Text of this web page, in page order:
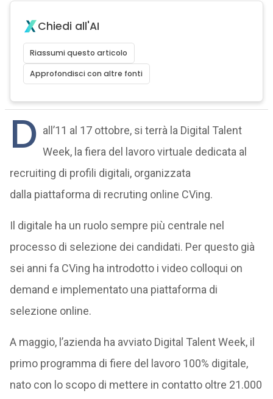
Chiedi all'AI
Riassumi questo articolo
Approfondisci con altre fonti
D all’11 al 17 ottobre, si terrà la Digital Talent
Week, la fiera del lavoro virtuale dedicata al
recruiting di profili digitali, organizzata
dalla piattaforma di recruting online CVing.
Il digitale ha un ruolo sempre più centrale nel
processo di selezione dei candidati. Per questo già
sei anni fa CVing ha introdotto i video colloqui on
demand e implementato una piattaforma di
selezione online.
A maggio, l’azienda ha avviato Digital Talent Week, il
primo programma di fiere del lavoro 100% digitale,
nato con lo scopo di mettere in contatto oltre 21.000